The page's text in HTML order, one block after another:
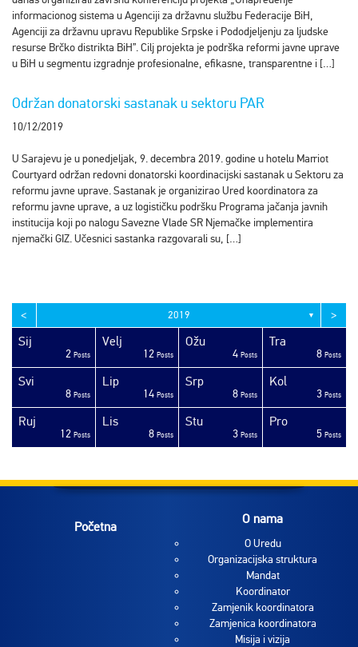
informacionog sistema u Agenciji za državnu službu Federacije BiH,
Agenciji za državnu upravu Republike Srpske i Pododjeljenju za ljudske
resurse Brčko distrikta BiH”. Cilj projekta je podrška reformi javne uprave
u BiH u segmentu izgradnje profesionalne, efikasne, transparentne i […]
Održan donatorski sastanak u sektoru PAR
10/12/2019
U Sarajevu je u ponedjeljak, 9. decembra 2019. godine u hotelu Marriot
Courtyard održan redovni donatorski koordinacijski sastanak u Sektoru za
reformu javne uprave. Sastanak je organizirao Ured koordinatora za
reformu javne uprave, a uz logističku podršku Programa jačanja javnih
institucija koji po nalogu Savezne Vlade SR Njemačke implementira
njemački GIZ. Učesnici sastanka razgovarali su, […]
< 2019 ▼ >
Sij
2 Posts
Velj
12 Posts
Ožu
4 Posts
Tra
8 Posts
Svi
8 Posts
Lip
14 Posts
Srp
8 Posts
Kol
3 Posts
Ruj
12 Posts
Lis
8 Posts
Stu
3 Posts
Pro
5 Posts
Početna O nama
O Uredu
Organizacijska struktura
Mandat
Koordinator
Zamjenik koordinatora
Zamjenica koordinatora
Misija i vizija